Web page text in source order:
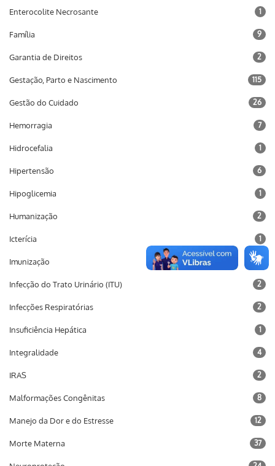
Enterocolite Necrosante 1
Família 9
Garantia de Direitos 2
Gestação, Parto e Nascimento 115
Gestão do Cuidado 26
Hemorragia 7
Hidrocefalia 1
Hipertensão 6
Hipoglicemia 1
Humanização 2
Icterícia 1
Imunização 10
Infecção do Trato Urinário (ITU) 2
Infecções Respiratórias 2
Insuficiência Hepática 1
Integralidade 4
IRAS 2
Malformações Congênitas 8
Manejo da Dor e do Estresse 12
Morte Materna 37